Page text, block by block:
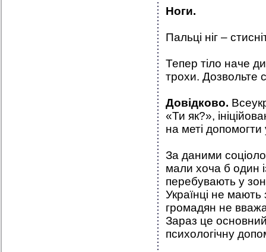
Ноги.
Пальці ніг –
Тепер тіло наче
трохи. Дозвольте
Довідково.
«Ти як?»,
на меті
За даними
мали хоча б один
перебувають у
Українці не
громадян не
Зараз це
психологічну